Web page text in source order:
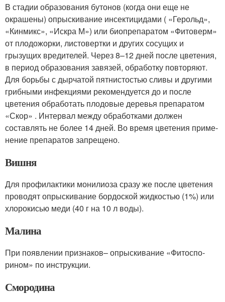
В стадии об­разования бутонов (когда они еще не
окрашены) опрыскивание инсектици­дами ( «Герольд»,
«Кинмикс», «Искра М») или биопрепаратом «Фитоверм»
от пло­дожорки, листовертки и других со­сущих и
грызущих вредителей. Через 8–12 дней после цветения,
в пе­риод образования завязей, обработку повторяют.
Для борьбы с дырчатой пят­нистостью сливы и другими
грибными инфекциями рекомендуется до и после
цветения обработать плодовые деревья препаратом
«Скор» . Интервал между обработками должен
составлять не бо­лее 14 дней. Во время цветения приме­
нение препаратов запрещено.
Вишня
Для профилактики монили­оза сразу же после цветения
прово­дят опрыскивание бордоской жид­костью (1%) или
хлорокисью меди (40 г на 10 л воды).
Малина
При появлении признаков– опрыскивание «Фитоспо­
рином» по инструкции.
Смородина